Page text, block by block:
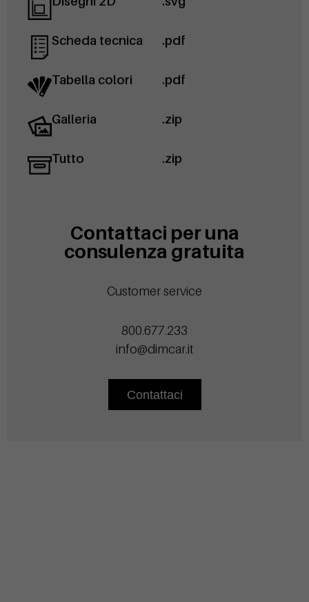
Scheda tecnica .pdf
Tabella colori .pdf
Galleria .zip
Tutto .zip
Contattaci per una
consulenza gratuita
Customer service
800.677.233
info@dimcar.it
Contattaci